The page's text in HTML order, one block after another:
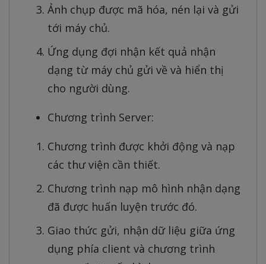
Ảnh chụp được mã hóa, nén lại và gửi
tới máy chủ.
Ứng dụng đợi nhận kết quả nhận
dạng từ máy chủ gửi về và hiển thị
cho người dùng.
Chương trình Server:
Chương trình được khởi động và nạp
các thư viện cần thiết.
Chương trình nạp mô hình nhận dạng
đã được huấn luyện trước đó.
Giao thức gửi, nhận dữ liệu giữa ứng
dụng phía client và chương trình